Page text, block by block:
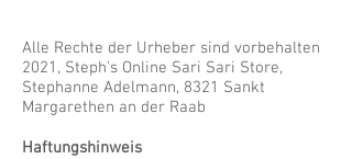
Alle Rechte der Urheber sind vorbehalten
2021, Steph's Online Sari Sari Store,
Stephanne Adelmann, 8321 Sankt
Margarethen an der Raab
Haftungshinweis